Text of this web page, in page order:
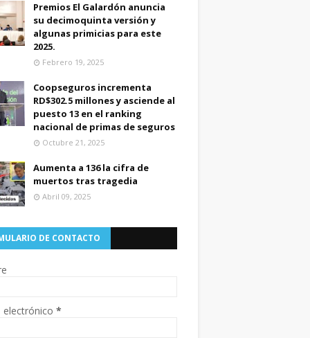
Premios El Galardón anuncia
su decimoquinta versión y
algunas primicias para este
2025.
Febrero 19, 2025
Coopseguros incrementa
RD$302.5 millones y asciende al
puesto 13 en el ranking
nacional de primas de seguros
Octubre 21, 2025
Aumenta a 136 la cifra de
muertos tras tragedia
Abril 09, 2025
DE CONTACTO
electrónico *